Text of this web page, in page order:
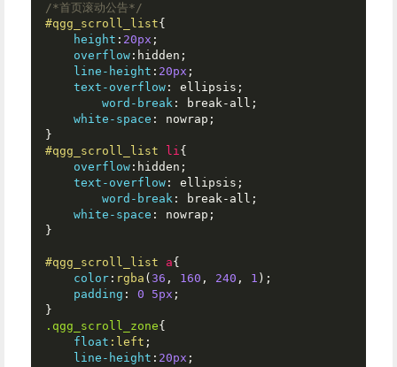
/*首页滚动公告*/
#qgg_scroll_list{
height : 20px ;
overflow :hidden;
line-height : 20px ;
text-overflow : ellipsis;
word-break : break-all;
white-space : nowrap;
#qgg_scroll_list
li{
overflow :hidden;
text-overflow : ellipsis;
word-break : break-all;
white-space : nowrap;
}
#qgg_scroll_list a{
color : rgba ( 36 , 160 , 240 , 1 );
padding : 0 5px ;
.qgg_scroll_zone{
float :left ;
line-height : 20px ;